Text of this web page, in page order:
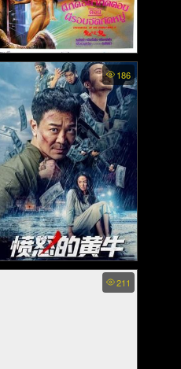
Encounters of the Spooky
Kind II - ผีกัดอย่ากัดตอบ ตอน
ผีรอบจัดกัดหมู่ (1990)
186
Angry Scalper - โทสะคน
211